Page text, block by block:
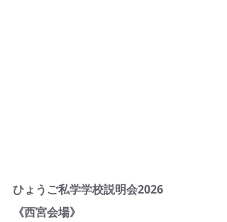
ひょうご私学学校説明会2026
《西宮会場》